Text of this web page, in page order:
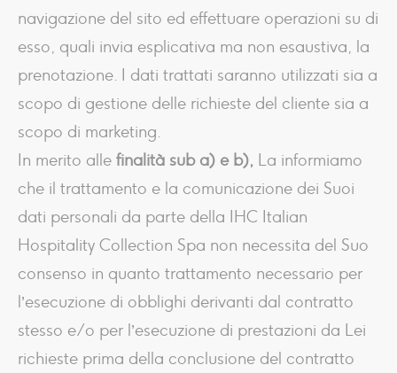
navigazione del sito ed effettuare operazioni su di
esso, quali invia esplicativa ma non esaustiva, la
prenotazione. I dati trattati saranno utilizzati sia a
scopo di gestione delle richieste del cliente sia a
scopo di marketing.
In merito alle finalità sub a) e b), La informiamo
che il trattamento e la comunicazione dei Suoi
dati personali da parte della IHC Italian
Hospitality Collection Spa non necessita del Suo
consenso in quanto trattamento necessario per
l’esecuzione di obblighi derivanti dal contratto
stesso e/o per l’esecuzione di prestazioni da Lei
richieste prima della conclusione del contratto